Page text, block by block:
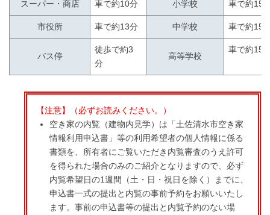
スーパー・商店 車で約10分 小学校 車で約15
市役所 車で約13分 中学校 車で約15
バス停
徒歩で約3
分
高等学校
車で約15
【注意】（必ずお読みください。）
空き家の内覧（建物内見学）は「土佐清水市空き家
情報利用申込書」等の利用希望者の個人情報に係る
書類を、所有者にご覧いただき内覧審査のうえ許可
を得られた場合のみのご紹介となりますので、必ず
内覧希望日の1週間（土・日・祝日を除く）までに、
申込書一式の提出と内覧の事前予約をお願いいたし
ます。事前の申込書等の提出と内覧予約のない場